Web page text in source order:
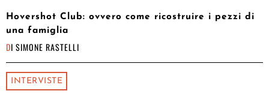
Hovershot Club: ovvero come ricostruire i pezzi di
una famiglia
DI SIMONE RASTELLI
INTERVISTE